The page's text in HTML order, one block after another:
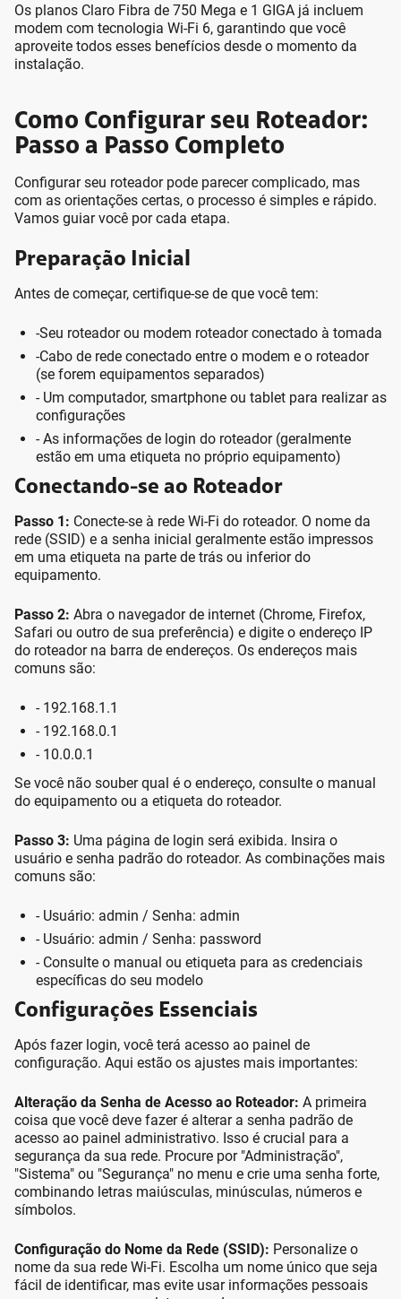
Os planos Claro Fibra de 750 Mega e 1 GIGA já incluem
modem com tecnologia Wi-Fi 6, garantindo que você
aproveite todos esses benefícios desde o momento da
instalação.
Como Configurar seu Roteador:
Passo a Passo Completo
Configurar seu roteador pode parecer complicado, mas
com as orientações certas, o processo é simples e rápido.
Vamos guiar você por cada etapa.
Preparação Inicial
Antes de começar, certifique-se de que você tem:
-Seu roteador ou modem roteador conectado à tomada
-Cabo de rede conectado entre o modem e o roteador
(se forem equipamentos separados)
- Um computador, smartphone ou tablet para realizar as
configurações
- As informações de login do roteador (geralmente
estão em uma etiqueta no próprio equipamento)
Conectando-se ao Roteador
Passo 1: Conecte-se à rede Wi-Fi do roteador. O nome da
rede (SSID) e a senha inicial geralmente estão impressos
em uma etiqueta na parte de trás ou inferior do
equipamento.
Passo 2: Abra o navegador de internet (Chrome, Firefox,
Safari ou outro de sua preferência) e digite o endereço IP
do roteador na barra de endereços. Os endereços mais
comuns são:
- 192.168.1.1
- 192.168.0.1
- 10.0.0.1
Se você não souber qual é o endereço, consulte o manual
do equipamento ou a etiqueta do roteador.
Passo 3: Uma página de login será exibida. Insira o
usuário e senha padrão do roteador. As combinações mais
comuns são:
- Usuário: admin / Senha: admin
- Usuário: admin / Senha: password
- Consulte o manual ou etiqueta para as credenciais
específicas do seu modelo
Configurações Essenciais
Após fazer login, você terá acesso ao painel de
configuração. Aqui estão os ajustes mais importantes:
Alteração da Senha de Acesso ao Roteador: A primeira
coisa que você deve fazer é alterar a senha padrão de
acesso ao painel administrativo. Isso é crucial para a
segurança da sua rede. Procure por "Administração",
"Sistema" ou "Segurança" no menu e crie uma senha forte,
combinando letras maiúsculas, minúsculas, números e
símbolos.
Configuração do Nome da Rede (SSID): Personalize o
nome da sua rede Wi-Fi. Escolha um nome único que seja
fácil de identificar, mas evite usar informações pessoais